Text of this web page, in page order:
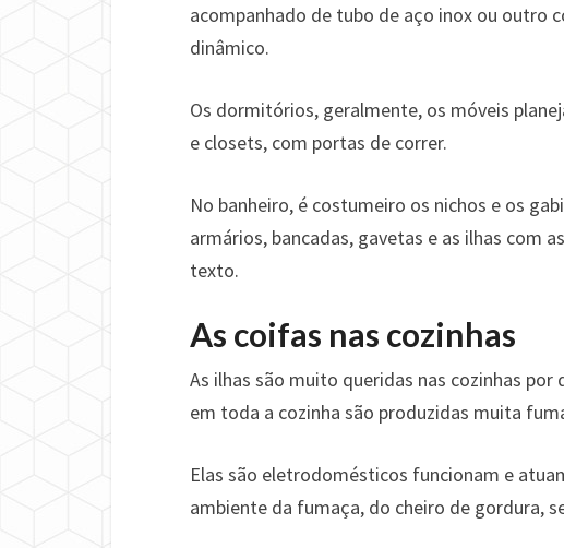
acompanhado de tubo de aço inox ou outro
dinâmico.
Os dormitórios, geralmente, os móveis
e closets, com portas de correr.
No banheiro, é costumeiro os nichos e os
armários, bancadas, gavetas e as ilhas com
texto.
As coifas nas cozinhas
As ilhas são muito queridas nas cozinhas
em toda a cozinha são produzidas muita
Elas são eletrodomésticos funcionam e
ambiente da fumaça, do cheiro de gordura,